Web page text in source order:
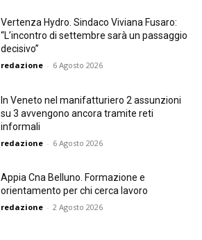
Vertenza Hydro. Sindaco Viviana Fusaro:
“L’incontro di settembre sarà un passaggio
decisivo”
redazione - 6 Agosto 2026
In Veneto nel manifatturiero 2 assunzioni
su 3 avvengono ancora tramite reti
informali
redazione - 6 Agosto 2026
Appia Cna Belluno. Formazione e
orientamento per chi cerca lavoro
redazione - 2 Agosto 2026